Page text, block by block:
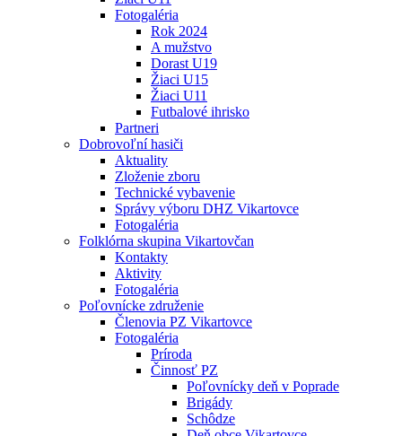
Fotogaléria
Rok 2024
A mužstvo
Dorast U19
Žiaci U15
Žiaci U11
Futbalové ihrisko
Partneri
Dobrovoľní hasiči
Aktuality
Zloženie zboru
Technické vybavenie
Správy výboru DHZ Vikartovce
Fotogaléria
Folklórna skupina Vikartovčan
Kontakty
Aktivity
Fotogaléria
Poľovnícke združenie
Členovia PZ Vikartovce
Fotogaléria
Príroda
Činnosť PZ
Poľovnícky deň v Poprade
Brigády
Schôdze